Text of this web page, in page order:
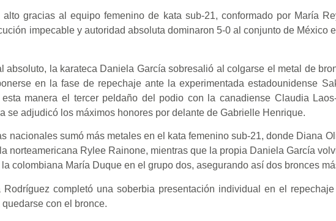
gracias al equipo femenino de kata sub-21, conformado por María
impecable y autoridad absoluta dominaron 5-0 al conjunto de México
absoluto, la karateca Daniela García sobresalió al colgarse el metal de
en la fase de repechaje ante la experimentada estadounidense
manera el tercer peldaño del podio con la canadiense Claudia
se adjudicó los máximos honores por delante de Gabrielle Henrique.
nacionales sumó más metales en el kata femenino sub-21, donde Diana
norteamericana Rylee Rainone, mientras que la propia Daniela García
colombiana María Duque en el grupo dos, asegurando así dos bronces
completó una soberbia presentación individual en el
con el bronce.